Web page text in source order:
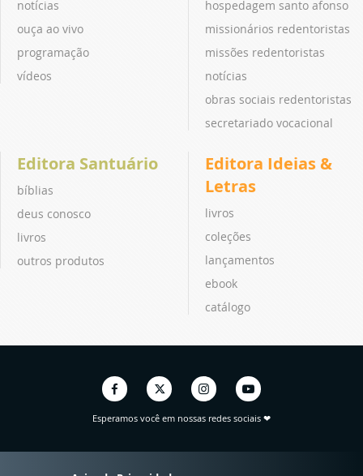
notícias
ouça ao vivo
programação
vídeos
hospedagem santo afonso
missionários redentoristas
missões redentoristas
notícias
obras sociais redentoristas
secretariado vocacional
Editora Santuário
bíblias
deus conosco
livros
outros produtos
Editora Ideias &
Letras
livros
coleções
lançamentos
ebook
catálogo
Esperamos você em nossas redes sociais ❤